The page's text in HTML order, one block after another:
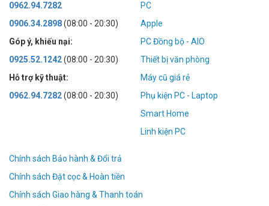
0962.94.7282
0906.34.2898(08:00 - 20:30)
Góp ý, khiếu nại:
0925.52.1242(08:00 - 20:30)
Hỗ trợ kỹ thuật:
0962.94.7282(08:00 - 20:30)
PC
Apple
PC Đồng bộ - AIO
Thiết bị văn phòng
Máy cũ giá rẻ
Phụ kiện PC - Laptop
Smart Home
Linh kiện PC
Chính sách Bảo hành & Đổi trả
Chính sách Đặt cọc & Hoàn tiền
Chính sách Giao hàng & Thanh toán